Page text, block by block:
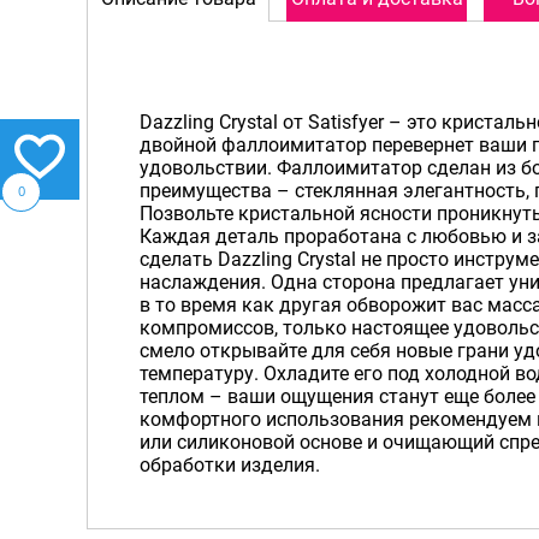
Dazzling Crystal от Satisfyer – это
двойной фаллоимитатор перевернет ваши
удовольствии. Фаллоимитатор сделан из
преимущества – стеклянная элегантность,
Позвольте кристальной ясности
Каждая деталь проработана с любовью и
сделать Dazzling Crystal не просто
наслаждения. Одна сторона предлагает
в то время как другая обворожит вас
компромиссов, только настоящее
смело открывайте для себя новые грани
температуру. Охладите его под холодной
теплом – ваши ощущения станут еще
комфортного использования рекомендуем
или силиконовой основе и очищающий
обработки изделия.
0